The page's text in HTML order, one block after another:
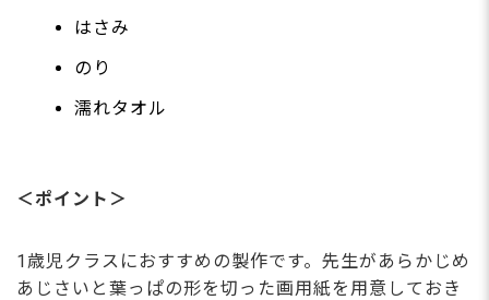
はさみ
のり
濡れタオル
＜ポイント＞
1歳児クラスにおすすめの製作です。先生があらかじめ
あじさいと葉っぱの形を切った画用紙を用意しておき